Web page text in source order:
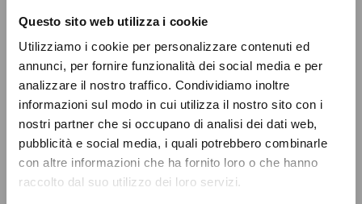
Questo sito web utilizza i cookie
Utilizziamo i cookie per personalizzare contenuti ed
annunci, per fornire funzionalità dei social media e per
analizzare il nostro traffico. Condividiamo inoltre
informazioni sul modo in cui utilizza il nostro sito con i
nostri partner che si occupano di analisi dei dati web,
pubblicità e social media, i quali potrebbero combinarle
con altre informazioni che ha fornito loro o che hanno
raccolto dal suo utilizzo dei loro servizi.
Corte di cassazione, comeprevisto
dei deputati e dei senatori. Negli ultimi anni,
sia la Camera sia il Senatohanno comunque
previstocon provvedimenti interni una
riduzione dell’indennità dei propri membri.
Lo stipendio dei magistrati è fissato per legge e
prevede adeguamenti triennali, l’ultimo dei